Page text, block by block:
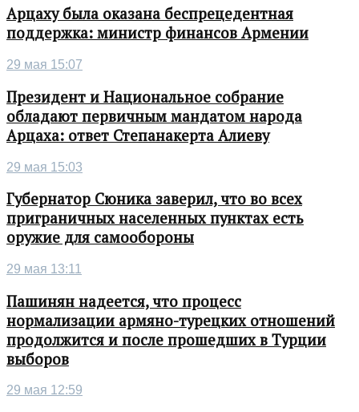
Арцаху была оказана беспрецедентная
поддержка: министр финансов Армении
29 мая 15:07
Президент и Национальное собрание
обладают первичным мандатом народа
Арцаха: ответ Степанакерта Алиеву
29 мая 15:03
Губернатор Сюника заверил, что во всех
приграничных населенных пунктах есть
оружие для самообороны
29 мая 13:11
Пашинян надеется, что процесс
нормализации армяно-турецких отношений
продолжится и после прошедших в Турции
выборов
29 мая 12:59